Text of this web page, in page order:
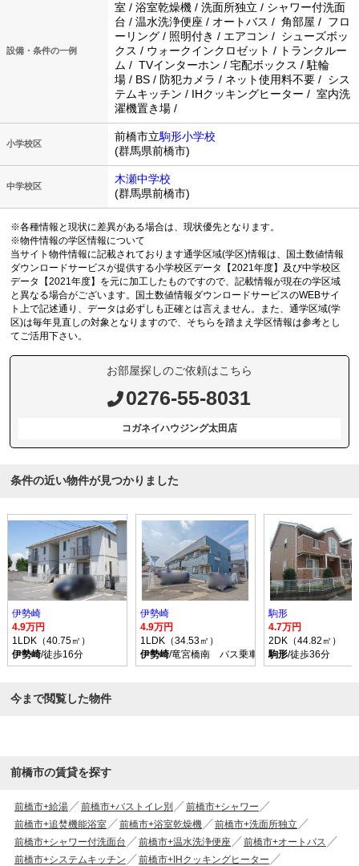
設備・条件の一例
室 / 浴室乾燥機 / 洗面所独立 / シャワー付洗面
台 / 温水洗浄便座 / オートバス / 角部屋 / フロ
ーリング / 照明付き / エアコン / シューズボッ
クス / ウォークインクロゼット / トランクルー
ム / TVインターホン / 宅配ボックス / 駐輪
場 / BS / 防犯カメラ / ネット使用料不要 / シス
テムキッチン / IHクッキングヒーター / 室内洗
濯機置き場 /
小学校区
前橋市立駒形小学校
(群馬県前橋市)
中学校区
木瀬中学校
(群馬県前橋市)
※各種情報と現状に差異がある場合は、現状優先となります。
※物件情報の学区情報について
当サイト物件情報に記載されております通学区域(学区)情報は、国土数値情報
ダウンロードサービスが提供する小学校区データ【2021年度】及び中学校区
データ【2021年度】を元に加工したものですので、記載情報が現在の学区域
と異なる場合がございます。国土数値情報ダウンロードサービスのWEBサイ
ト上で記述通り、データは必ずしも正確とは言えません。また、通学区域(学
区)は毎年見直しの対象となりますので、そちらを踏まえ学区情報は参考とし
てご活用下さい。
お部屋探しのご依頼はこちら
0276-55-8031
コガネイハウジング太田店
条件の近い物件が見つかりました
伊勢崎
4.9万円
1LDK（40.75㎡）
伊勢崎/徒歩16分
伊勢崎
4.9万円
1LDK（34.53㎡）
伊勢崎/竜宮橋南 バス乗車時間60分 停歩7分
駒形
4.7万円
2DK（44.82㎡）
駒形/徒歩36分
今まで閲覧した物件
前橋市の賃貸を探す
前橋市+給湯 前橋市+バストイレ別
前橋市+シャワー
前橋市+追焚機能浴室
前橋市+浴室乾燥機
前橋市+洗面所独立
前橋市+シャワー付洗面台
前橋市+温水洗浄便座
前橋市+オートバス
前橋市+システムキッチン
前橋市+IHクッキングヒーター